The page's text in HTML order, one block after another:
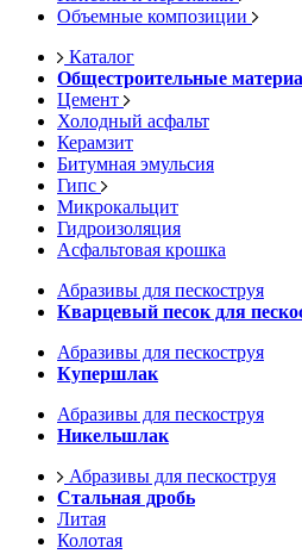
Объемные композиции
Каталог
Общестроительные
Цемент
Холодный асфальт
Керамзит
Битумная эмульсия
Гипс
Микрокальцит
Гидроизоляция
Асфальтовая крошка
Абразивы для пескоструя
Кварцевый песок для
Абразивы для пескоструя
Купершлак
Абразивы для пескоструя
Никельшлак
Абразивы для пескоструя
Стальная дробь
Литая
Колотая